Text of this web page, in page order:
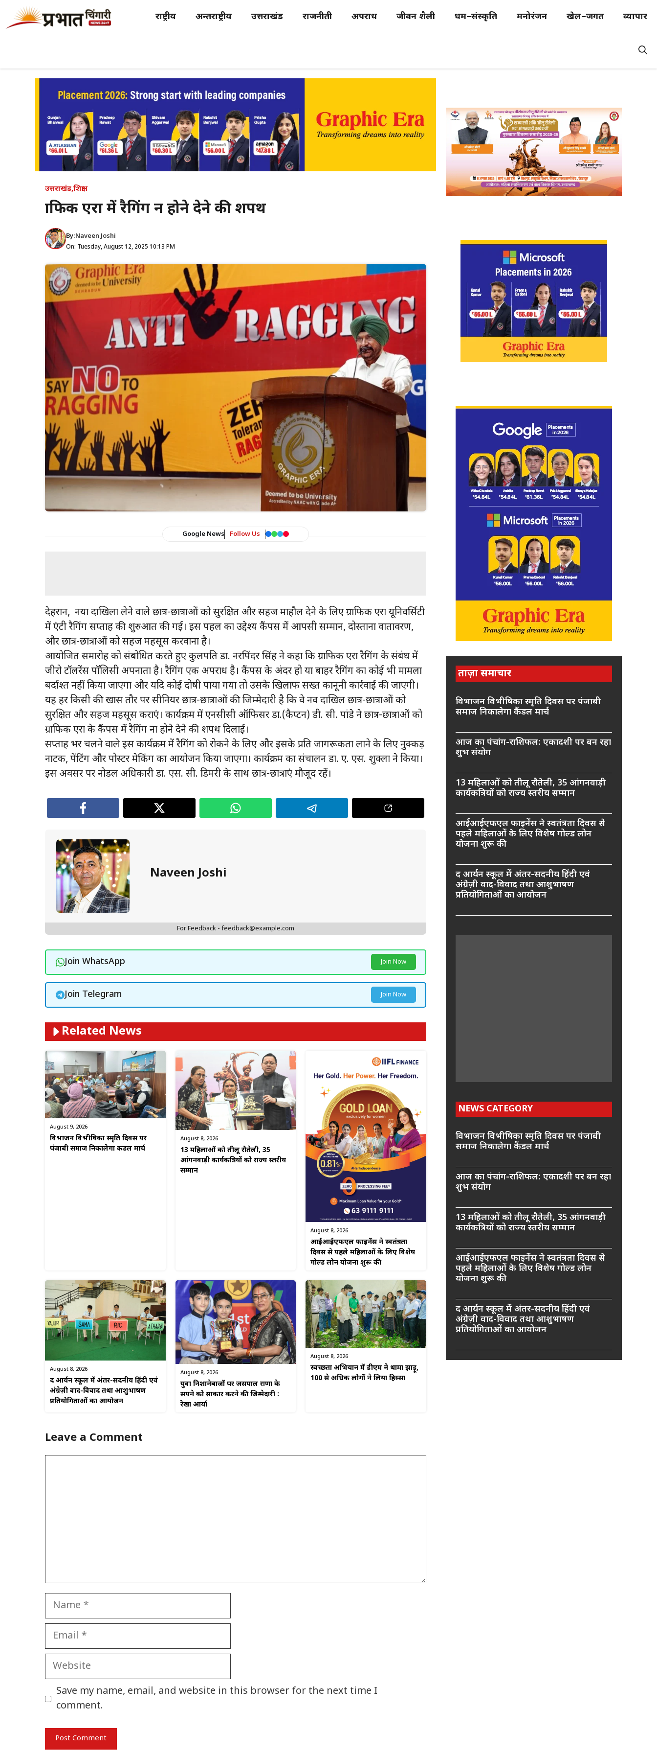
राष्ट्रीय अन्तर्राष्ट्रीय उत्तराखंड राजनीती अपराध जीवन शैली धर्म–संस्कृति मनोरंजन खेल–जगत व्यापार
उत्तराखंड,शिक्षा
ग्राफिक एरा में रैगिंग न होने देने की शपथ
By:Naveen Joshi
On: Tuesday, August 12, 2025 10:13 PM
Google News Follow Us
देहरादून, नया दाखिला लेने वाले छात्र-छात्राओं को सुरक्षित और सहज माहौल देने के लिए ग्राफिक एरा यूनिवर्सिटी
में एंटी रैगिंग सप्ताह की शुरुआत की गई। इस पहल का उद्देश्य कैंपस में आपसी सम्मान, दोस्ताना वातावरण,
और छात्र-छात्राओं को सहज महसूस करवाना है।
आयोजित समारोह को संबोधित करते हुए कुलपति डा. नरपिंदर सिंह ने कहा कि ग्राफिक एरा रैगिंग के संबंध में
जीरो टॉलरेंस पॉलिसी अपनाता है। रैगिंग एक अपराध है। कैंपस के अंदर हो या बाहर रैगिंग का कोई भी मामला
बर्दाश्त नहीं किया जाएगा और यदि कोई दोषी पाया गया तो उसके खिलाफ सख्त कानूनी कार्रवाई की जाएगी।
यह हर किसी की खास तौर पर सीनियर छात्र-छात्राओं की जिम्मेदारी है कि वे नव दाखिल छात्र-छात्राओं को
सुरक्षित और सहज महसूस कराएं। कार्यक्रम में एनसीसी ऑफिसर डा.(कैप्टन) डी. सी. पांडे ने छात्र-छात्राओं को
ग्राफिक एरा के कैंपस में रैगिंग ना होने देने की शपथ दिलाई।
सप्ताह भर चलने वाले इस कार्यक्रम में रैगिंग को रोकने के लिए और इसके प्रति जागरूकता लाने के लिए नुक्कड़
नाटक, पेंटिंग और पोस्टर मेकिंग का आयोजन किया जाएगा। कार्यक्रम का संचालन डा. ए. एस. शुक्ला ने किया।
इस अवसर पर नोडल अधिकारी डा. एस. सी. डिमरी के साथ छात्र-छात्राएं मौजूद रहें।
Naveen Joshi
For Feedback - feedback@example.com
Join WhatsApp Join Now
Join Telegram Join Now
Related News
August 9, 2026
विभाजन विभीषिका स्मृति दिवस पर
पंजाबी समाज निकालेगा कैंडल मार्च
August 8, 2026
13 महिलाओं को तीलू रौतेली, 35
आंगनवाड़ी कार्यकत्रियों को राज्य स्तरीय
सम्मान
August 8, 2026
आईआईएफएल फाइनेंस ने स्वतंत्रता
दिवस से पहले महिलाओं के लिए विशेष
गोल्ड लोन योजना शुरू की
August 8, 2026
द आर्यन स्कूल में अंतर-सदनीय हिंदी एवं
अंग्रेज़ी वाद-विवाद तथा आशुभाषण
प्रतियोगिताओं का आयोजन
August 8, 2026
युवा निशानेबाजों पर जसपाल राणा के
सपने को साकार करने की जिम्मेदारी :
रेखा आर्या
August 8, 2026
स्वच्छता अभियान में डीएम ने थामा झाड़ू,
100 से अधिक लोगों ने लिया हिस्सा
Leave a Comment
Name
Email
Website
Save my name, email, and website in this browser for the next time I
comment.
ताज़ा समाचार
विभाजन विभीषिका स्मृति दिवस पर पंजाबी
समाज निकालेगा कैंडल मार्च
आज का पंचांग-राशिफल: एकादशी पर बन रहा
शुभ संयोग
13 महिलाओं को तीलू रौतेली, 35 आंगनवाड़ी
कार्यकत्रियों को राज्य स्तरीय सम्मान
आईआईएफएल फाइनेंस ने स्वतंत्रता दिवस से
पहले महिलाओं के लिए विशेष गोल्ड लोन
योजना शुरू की
द आर्यन स्कूल में अंतर-सदनीय हिंदी एवं
अंग्रेज़ी वाद-विवाद तथा आशुभाषण
प्रतियोगिताओं का आयोजन
NEWS CATEGORY
विभाजन विभीषिका स्मृति दिवस पर पंजाबी
समाज निकालेगा कैंडल मार्च
आज का पंचांग-राशिफल: एकादशी पर बन रहा
शुभ संयोग
13 महिलाओं को तीलू रौतेली, 35 आंगनवाड़ी
कार्यकत्रियों को राज्य स्तरीय सम्मान
आईआईएफएल फाइनेंस ने स्वतंत्रता दिवस से
पहले महिलाओं के लिए विशेष गोल्ड लोन
योजना शुरू की
द आर्यन स्कूल में अंतर-सदनीय हिंदी एवं
अंग्रेज़ी वाद-विवाद तथा आशुभाषण
प्रतियोगिताओं का आयोजन